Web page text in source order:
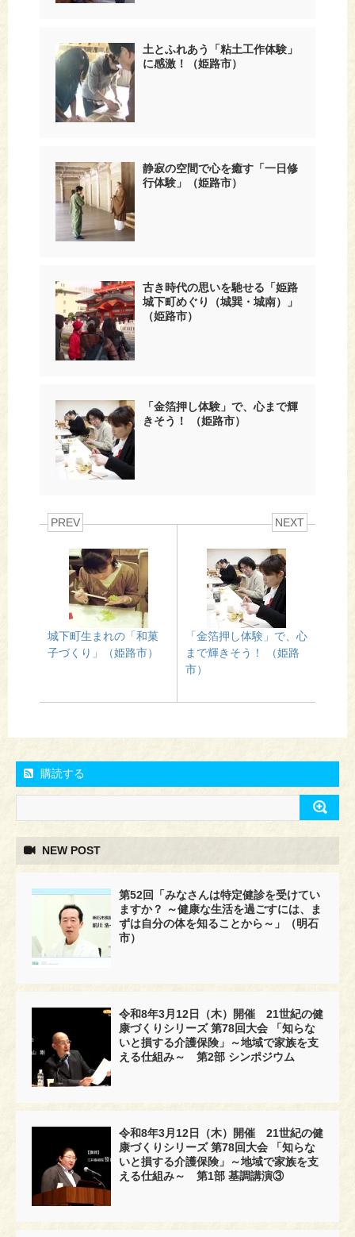
土とふれあう「粘土工作体験」
に感激！（姫路市）
静寂の空間で心を癒す「一日修
行体験」（姫路市）
古き時代の思いを馳せる「姫路
城下町めぐり（城巽・城南）」
（姫路市）
「金箔押し体験」で、心まで輝
きそう！ （姫路市）
PREV
城下町生まれの「和菓
子づくり」（姫路市）
NEXT
「金箔押し体験」で、心
まで輝きそう！ （姫路
市）
購読する
NEW POST
第52回「みなさんは特定健診を受けてい
ますか？ ～健康な生活を過ごすには、ま
ずは自分の体を知ることから～」（明石
市）
令和8年3月12日（木）開催 21世紀の健
康づくりシリーズ 第78回大会 「知らな
いと損する介護保険」～地域で家族を支
える仕組み～ 第2部 シンポジウム
令和8年3月12日（木）開催 21世紀の健
康づくりシリーズ 第78回大会 「知らな
いと損する介護保険」～地域で家族を支
える仕組み～ 第1部 基調講演③